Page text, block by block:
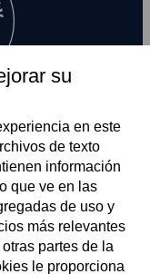
su
en este
de texto
información
que ve en las
de uso y
más relevantes
partes de la
le proporciona